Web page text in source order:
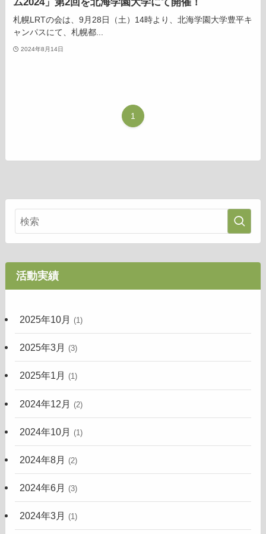
札幌LRTの会は、9月28日（土）14時より、北海学園大学豊平キ
ャンパスにて、札幌都...
2024年8月14日
1
活動実績
2025年10月 (1)
2025年3月 (3)
2025年1月 (1)
2024年12月 (2)
2024年10月 (1)
2024年8月 (2)
2024年6月 (3)
2024年3月 (1)